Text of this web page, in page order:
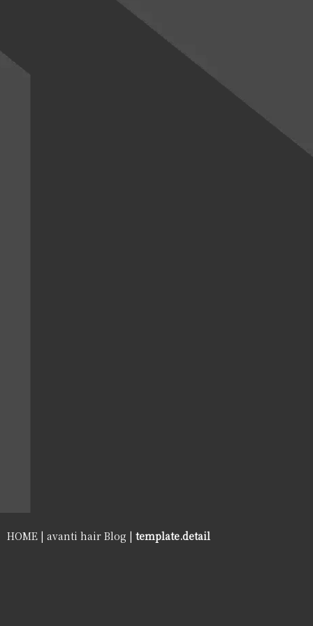
HOME | avanti hair Blog | template.detail